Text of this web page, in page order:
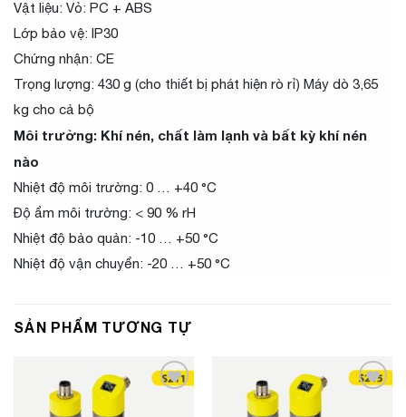
Vật liệu: Vỏ: PC + ABS
Lớp bảo vệ: IP30
Chứng nhận: CE
Trọng lượng: 430 g (cho thiết bị phát hiện rò rỉ) Máy dò 3,65
kg cho cả bộ
Môi trường: Khí nén, chất làm lạnh và bất kỳ khí nén
nào
Nhiệt độ môi trường: 0 … +40 °C
Độ ẩm môi trường: < 90 % rH
Nhiệt độ bảo quản: -10 … +50 °C
Nhiệt độ vận chuyển: -20 … +50 °C
SẢN PHẨM TƯƠNG TỰ